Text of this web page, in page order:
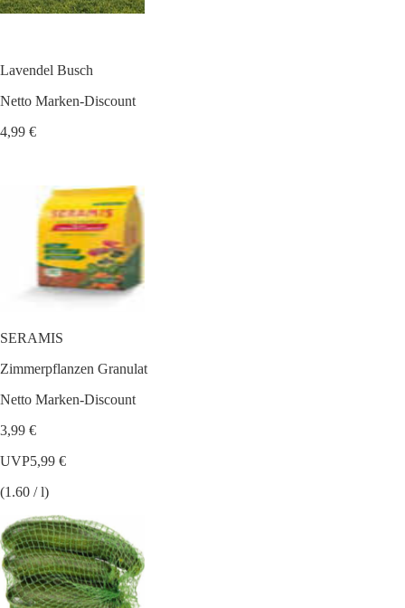
Lavendel Busch
Netto Marken-Discount
4,99 €
SERAMIS
Zimmerpflanzen Granulat
Netto Marken-Discount
3,99 €
UVP5,99 €
(1.60 / l)